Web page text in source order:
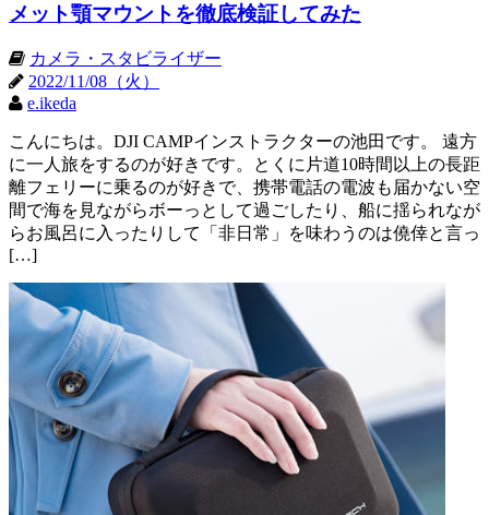
メット顎マウントを徹底検証してみた
カメラ・スタビライザー
2022/11/08（火）
e.ikeda
こんにちは。DJI CAMPインストラクターの池田です。 遠方
に一人旅をするのが好きです。とくに片道10時間以上の長距
離フェリーに乗るのが好きで、携帯電話の電波も届かない空
間で海を見ながらボーっとして過ごしたり、船に揺られなが
らお風呂に入ったりして「非日常」を味わうのは僥倖と言っ
[…]